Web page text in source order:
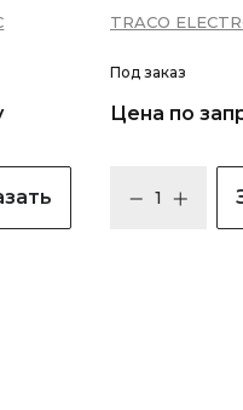
TRACO
Под заказ
Цена по